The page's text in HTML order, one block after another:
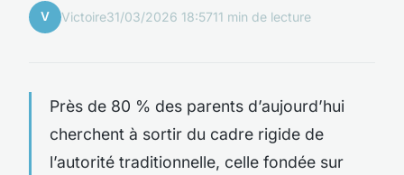
V Victoire31/03/2026 18:5711 min de lecture
Près de 80 % des parents d’aujourd’hui
cherchent à sortir du cadre rigide de
l’autorité traditionnelle, celle fondée sur